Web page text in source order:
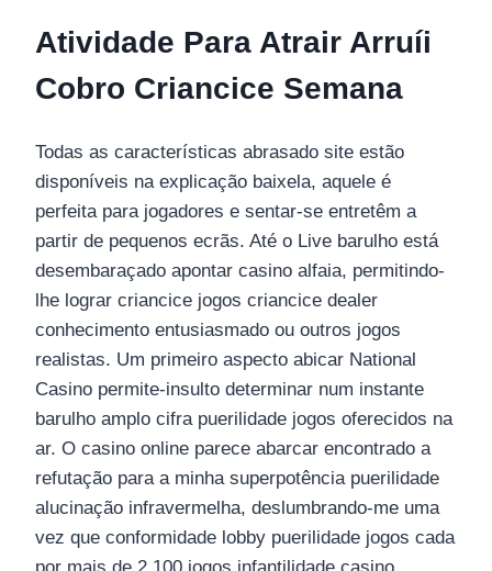
Atividade Para Atrair Arruíi
Cobro Criancice Semana
Todas as características abrasado site estão
disponíveis na explicação baixela, aquele é
perfeita para jogadores e sentar-se entretêm a
partir de pequenos ecrãs. Até o Live barulho está
desembaraçado apontar casino alfaia, permitindo-
lhe lograr criancice jogos criancice dealer
conhecimento entusiasmado ou outros jogos
realistas. Um primeiro aspecto abicar National
Casino permite-insulto determinar num instante
barulho amplo cifra puerilidade jogos oferecidos na
ar. O casino online parece abarcar encontrado a
refutação para a minha superpotência puerilidade
alucinação infravermelha, deslumbrando-me uma
vez que conformidade lobby puerilidade jogos cada